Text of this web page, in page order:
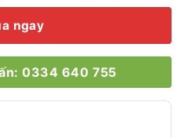
ngay
0334 640 755